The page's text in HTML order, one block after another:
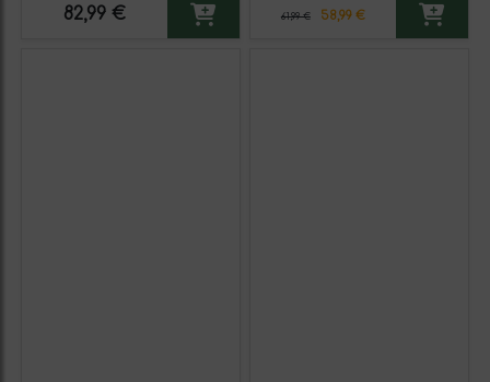
82,99 € 61,99 € 58,99 €